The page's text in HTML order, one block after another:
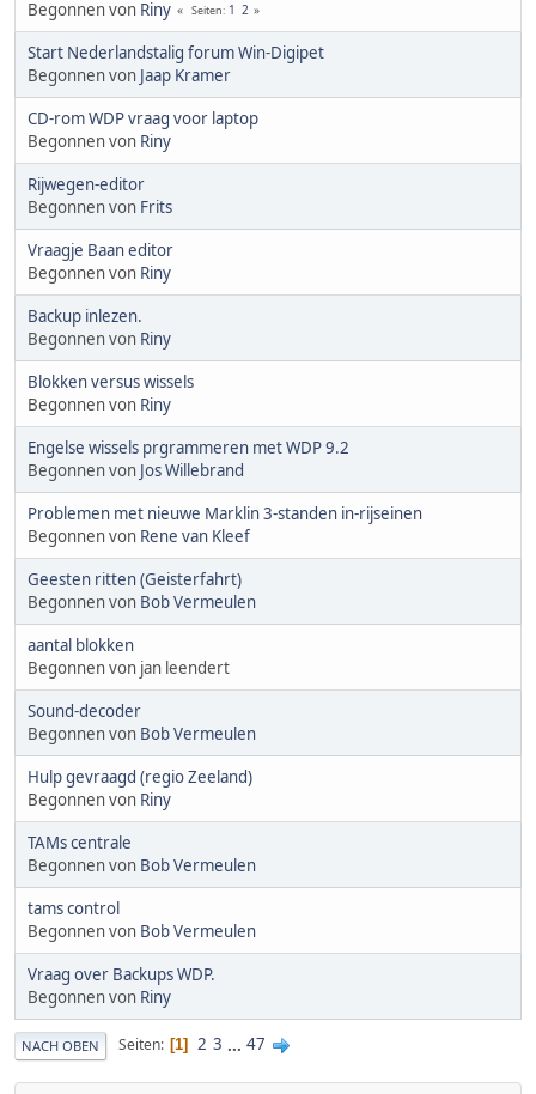
Begonnen von Riny Seiten 1 2
Start Nederlandstalig forum Win-Digipet
Begonnen von Jaap Kramer
CD-rom WDP vraag voor laptop
Begonnen von Riny
Rijwegen-editor
Begonnen von Frits
Vraagje Baan editor
Begonnen von Riny
Backup inlezen.
Begonnen von Riny
Blokken versus wissels
Begonnen von Riny
Engelse wissels prgrammeren met WDP 9.2
Begonnen von Jos Willebrand
Problemen met nieuwe Marklin 3-standen in-rijseinen
Begonnen von Rene van Kleef
Geesten ritten (Geisterfahrt)
Begonnen von Bob Vermeulen
aantal blokken
Begonnen von jan leendert
Sound-decoder
Begonnen von Bob Vermeulen
Hulp gevraagd (regio Zeeland)
Begonnen von Riny
TAMs centrale
Begonnen von Bob Vermeulen
tams control
Begonnen von Bob Vermeulen
Vraag over Backups WDP.
Begonnen von Riny
NACH OBEN Seiten 1 2 3 ... 47